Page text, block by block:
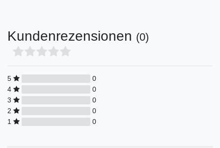
Kundenrezensionen (0)
5
0
4
0
3
0
2
0
1
0